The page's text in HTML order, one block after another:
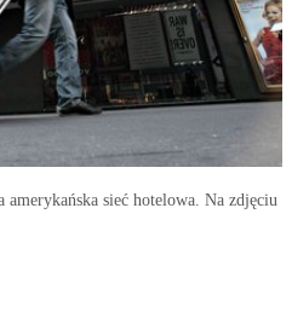
sieć hotelowa. Na zdjęciu